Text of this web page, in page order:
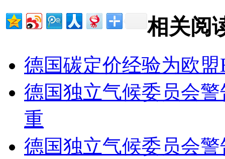
相关阅
德国碳定价经验为欧
德国独立气候委员会
重
德国独立气候委员会